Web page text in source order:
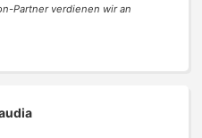
Partner verdienen wir an